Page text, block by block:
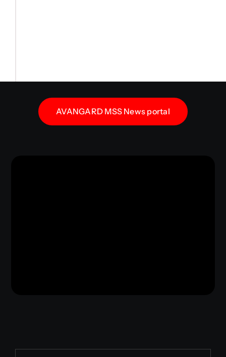
AVANGARD MSS News portal